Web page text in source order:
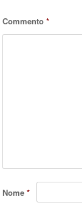
Commento*
Nome*